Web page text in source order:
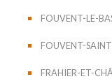
FOUVENT-LE-
FOUVENT-
FRAHIER-ET-